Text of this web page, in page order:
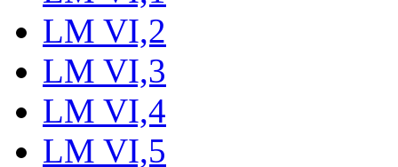
LM VI,2
LM VI,3
LM VI,4
LM VI,5